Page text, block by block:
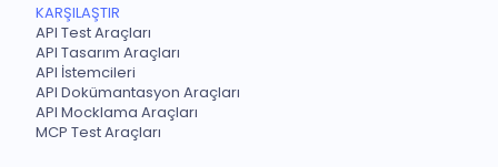
KARŞILAŞTIR
API Test Araçları
API Tasarım Araçları
API İstemcileri
API Dokümantasyon Araçları
API Mocklama Araçları
MCP Test Araçları